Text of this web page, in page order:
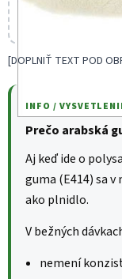
[DOPLNIŤ TEXT POD
INFO /
Prečo arabská
Aj keď ide o
guma (E414) sa
ako plnidlo.
V bežných
nemení